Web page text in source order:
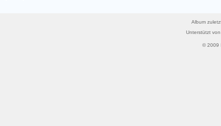
Album
Unterstützt
© 2009